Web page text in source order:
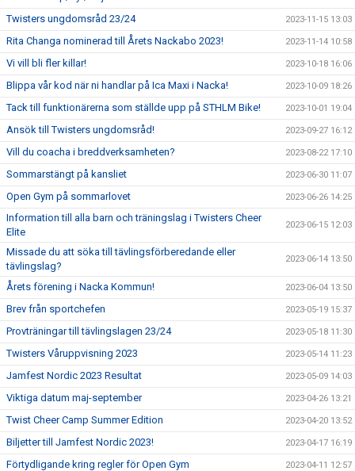
Twisters ungdomsråd 23/24 2023-11-15 13:03
Rita Changa nominerad till Årets Nackabo 2023! 2023-11-14 10:58
Vi vill bli fler killar! 2023-10-18 16:06
Blippa vår kod när ni handlar på Ica Maxi i Nacka! 2023-10-09 18:26
Tack till funktionärerna som ställde upp på STHLM Bike! 2023-10-01 19:04
Ansök till Twisters ungdomsråd! 2023-09-27 16:12
Vill du coacha i breddverksamheten? 2023-08-22 17:10
Sommarstängt på kansliet 2023-06-30 11:07
Open Gym på sommarlovet 2023-06-26 14:25
Information till alla barn och träningslag i Twisters Cheer
Elite
2023-06-15 12:03
Missade du att söka till tävlingsförberedande eller
tävlingslag?
2023-06-14 13:50
Årets förening i Nacka Kommun! 2023-06-04 13:50
Brev från sportchefen 2023-05-19 15:37
Provträningar till tävlingslagen 23/24 2023-05-18 11:30
Twisters Våruppvisning 2023 2023-05-14 11:23
Jamfest Nordic 2023 Resultat 2023-05-09 14:03
Viktiga datum maj-september 2023-04-26 13:21
Twist Cheer Camp Summer Edition 2023-04-20 13:52
Biljetter till Jamfest Nordic 2023! 2023-04-17 16:19
Förtydligande kring regler för Open Gym 2023-04-11 12:57